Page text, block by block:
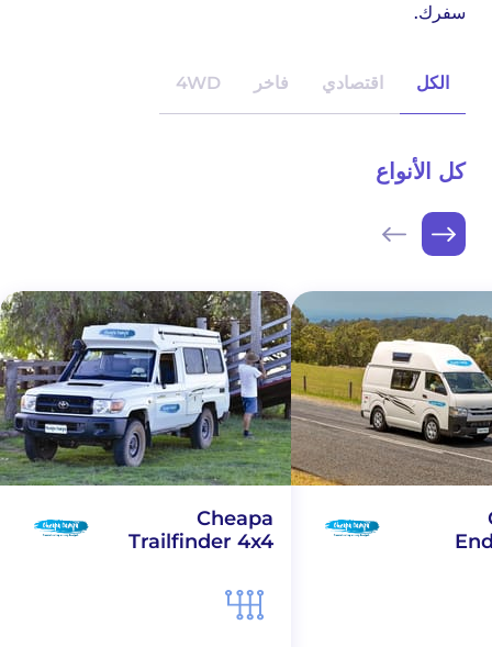
سفرك.
الكل اقتصادي فاخر 4WD
كل الأنواع
Cheapa
Trailfinder 4x4